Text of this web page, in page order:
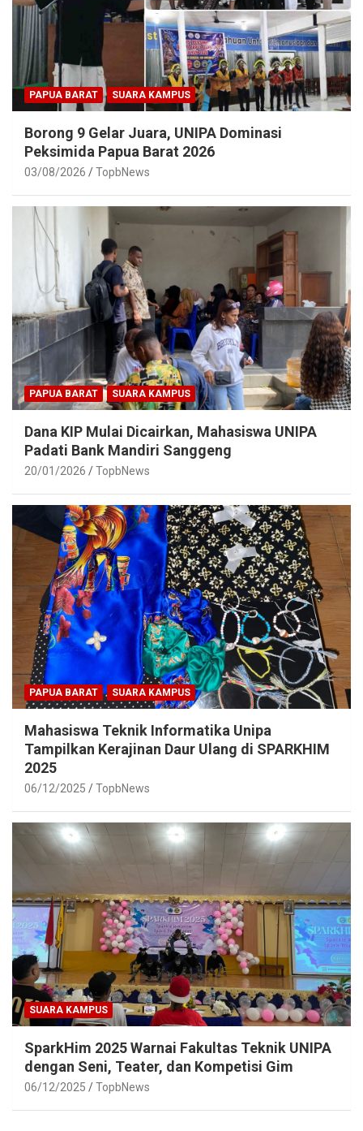
PAPUA BARAT SUARA KAMPUS
Borong 9 Gelar Juara, UNIPA Dominasi
Peksimida Papua Barat 2026
03/08/2026 TopbNews
PAPUA BARAT SUARA KAMPUS
Dana KIP Mulai Dicairkan, Mahasiswa UNIPA
Padati Bank Mandiri Sanggeng
20/01/2026 TopbNews
PAPUA BARAT SUARA KAMPUS
Mahasiswa Teknik Informatika Unipa
Tampilkan Kerajinan Daur Ulang di SPARKHIM
2025
06/12/2025 TopbNews
SUARA KAMPUS
SparkHim 2025 Warnai Fakultas Teknik UNIPA
dengan Seni, Teater, dan Kompetisi Gim
06/12/2025 TopbNews